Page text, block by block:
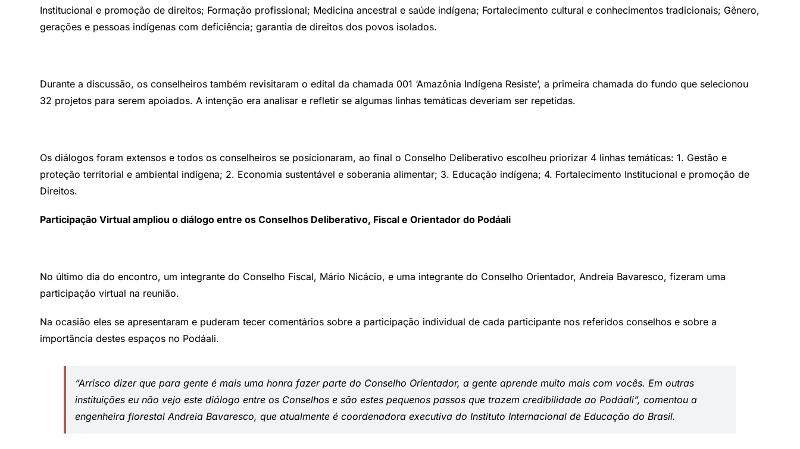
Institucional e promoção de direitos; Formação profissional; Medicina ancestral e saúde indígena; Fortalecimento cultural e conhecimentos tradicionais; Gênero,
gerações e pessoas indígenas com deficiência; garantia de direitos dos povos isolados.
Durante a discussão, os conselheiros também revisitaram o edital da chamada 001 ‘Amazônia Indígena Resiste’, a primeira chamada do fundo que selecionou
32 projetos para serem apoiados. A intenção era analisar e refletir se algumas linhas temáticas deveriam ser repetidas.
Os diálogos foram extensos e todos os conselheiros se posicionaram, ao final o Conselho Deliberativo escolheu priorizar 4 linhas temáticas: 1. Gestão e
proteção territorial e ambiental indígena; 2. Economia sustentável e soberania alimentar; 3. Educação indígena; 4. Fortalecimento Institucional e promoção de
Direitos.
Participação Virtual ampliou o diálogo entre os Conselhos Deliberativo, Fiscal e Orientador do Podáali
No último dia do encontro, um integrante do Conselho Fiscal, Mário Nicácio, e uma integrante do Conselho Orientador, Andreia Bavaresco, fizeram uma
participação virtual na reunião.
Na ocasião eles se apresentaram e puderam tecer comentários sobre a participação individual de cada participante nos referidos conselhos e sobre a
importância destes espaços no Podáali.
“Arrisco dizer que para gente é mais uma honra fazer parte do Conselho Orientador, a gente aprende muito mais com vocês. Em outras
instituições eu não vejo este diálogo entre os Conselhos e são estes pequenos passos que trazem credibilidade ao Podáali”, comentou a
engenheira florestal Andreia Bavaresco, que atualmente é coordenadora executiva do Instituto Internacional de Educação do Brasil.